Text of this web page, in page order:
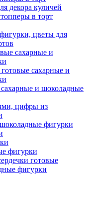
декора куличей
в торт
цветы для
сахарные и
сахарные и
и шоколадные
цифры из
фигурки
фигурки
готовые
фигурки